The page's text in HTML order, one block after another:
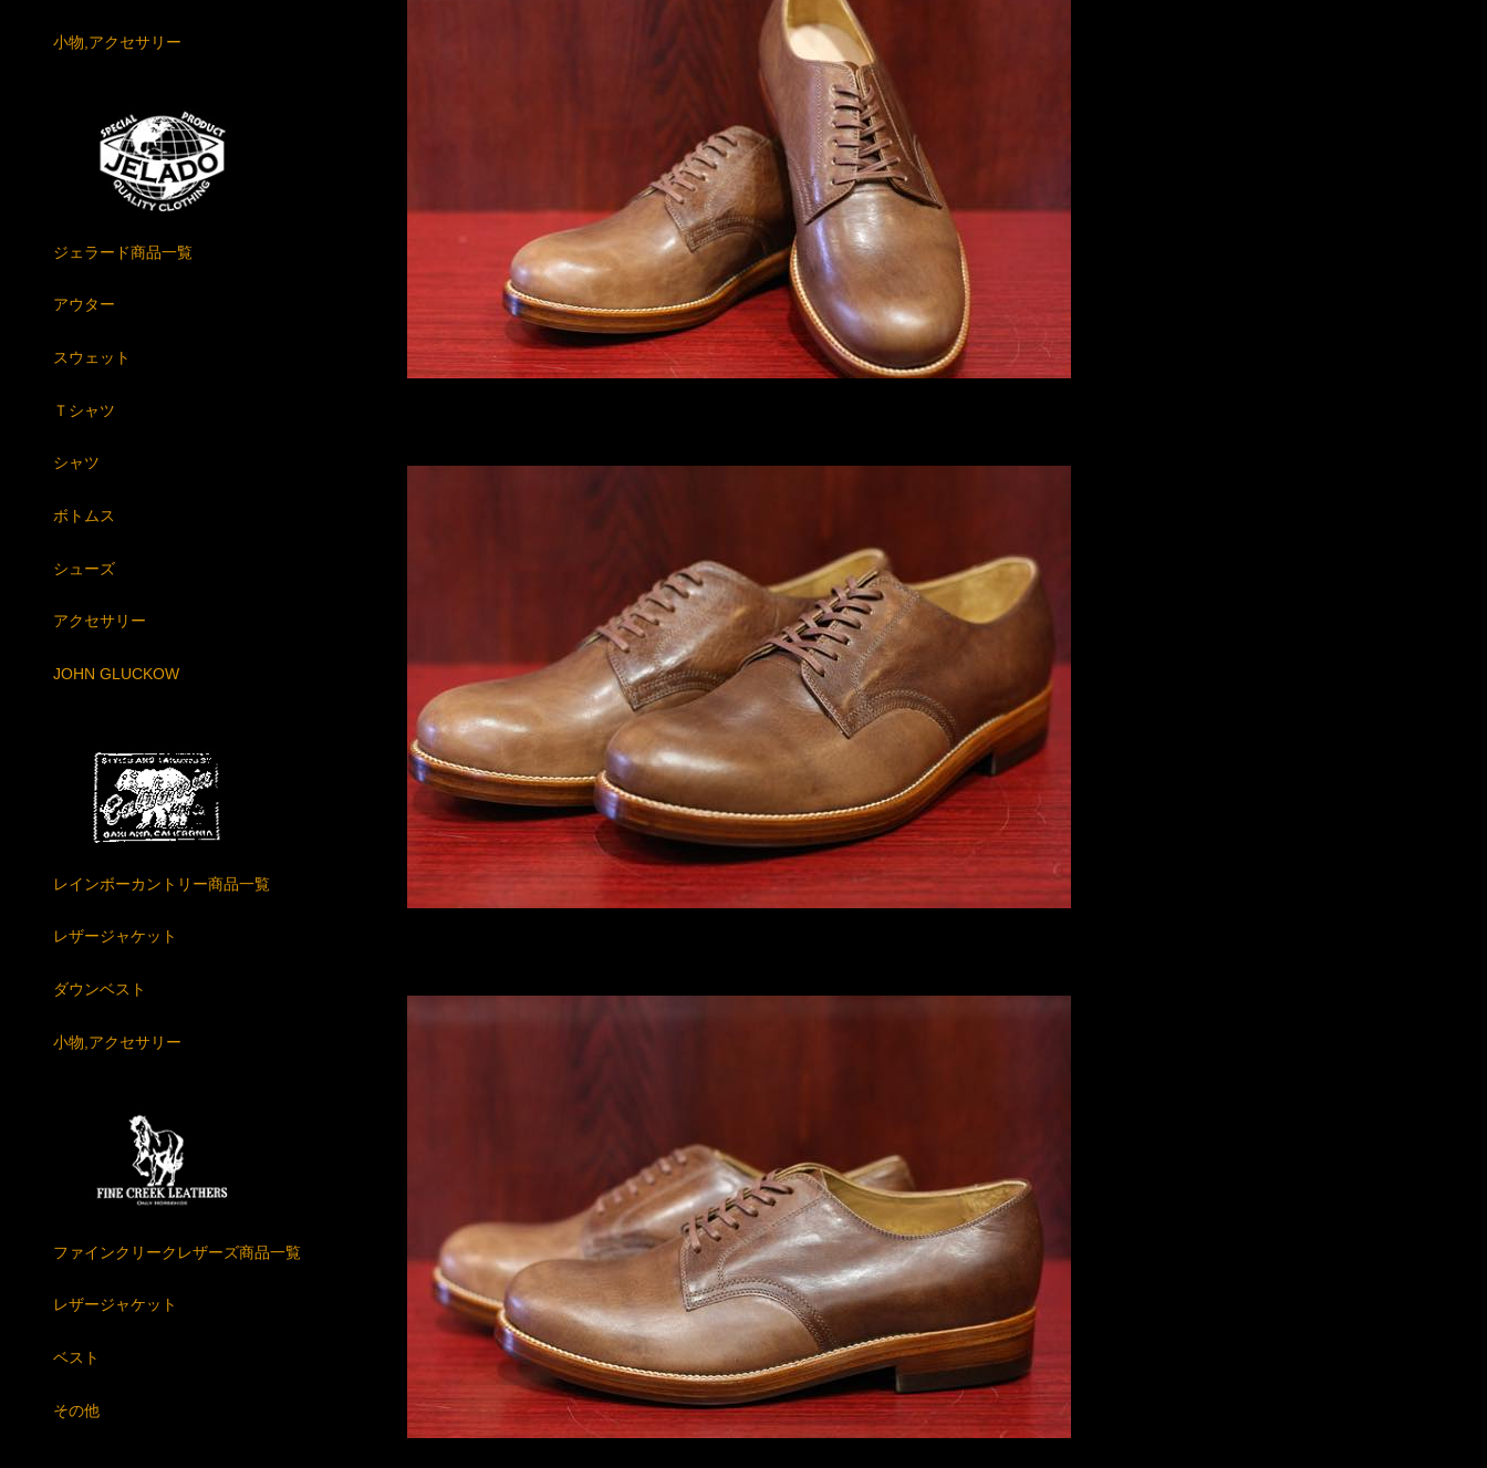
小物,アクセサリー
ジェラード商品一覧
アウター
スウェット
Ｔシャツ
シャツ
ボトムス
シューズ
アクセサリー
JOHN GLUCKOW
レインボーカントリー商品一覧
レザージャケット
ダウンベスト
小物,アクセサリー
ファインクリークレザーズ商品一覧
レザージャケット
ベスト
その他